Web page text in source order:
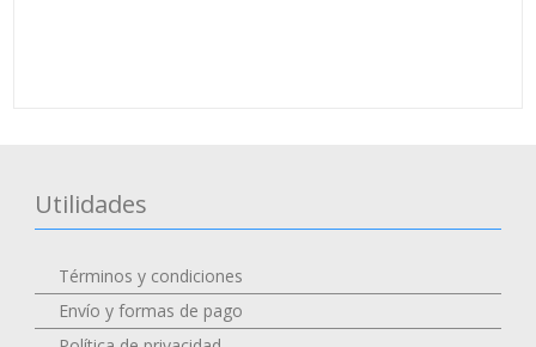
Utilidades
Términos y condiciones
Envío y formas de pago